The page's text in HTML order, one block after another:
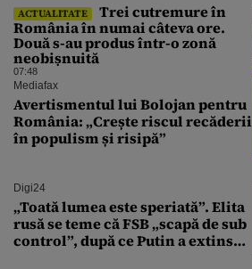
ACTUALITATE
Trei cutremure în
România în numai câteva ore.
Două s-au produs într-o zonă
neobișnuită
07:48
Mediafax
Avertismentul lui Bolojan pentru
România: „Crește riscul recăderii
în populism și risipă”
Digi24
„Toată lumea este speriată”. Elita
rusă se teme că FSB „scapă de sub
control”, după ce Putin a extins